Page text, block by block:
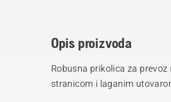
Opis proizvoda
Robusna prikolica za
stranicom i laganim